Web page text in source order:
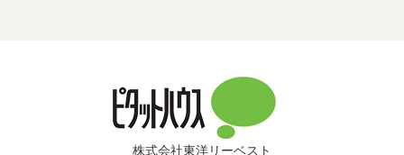
株式会社東洋リーベスト